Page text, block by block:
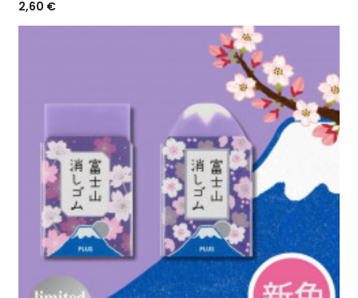
Prix
2,60 €